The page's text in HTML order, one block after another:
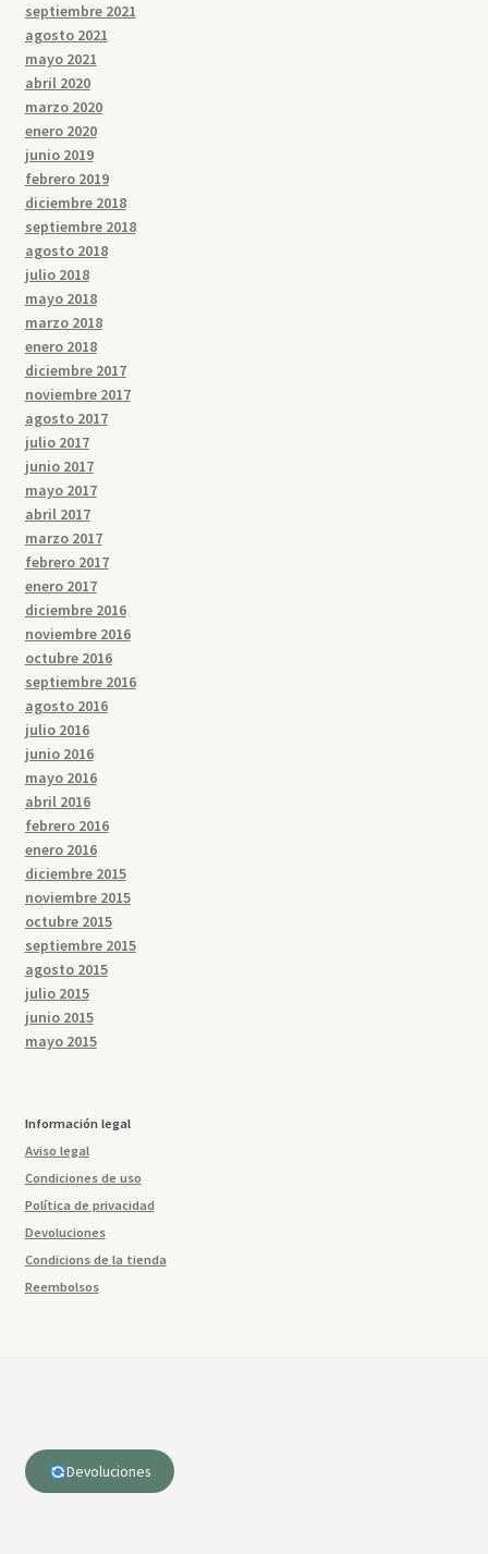
septiembre 2021
agosto 2021
mayo 2021
abril 2020
marzo 2020
enero 2020
junio 2019
febrero 2019
diciembre 2018
septiembre 2018
agosto 2018
julio 2018
mayo 2018
marzo 2018
enero 2018
diciembre 2017
noviembre 2017
agosto 2017
julio 2017
junio 2017
mayo 2017
abril 2017
marzo 2017
febrero 2017
enero 2017
diciembre 2016
noviembre 2016
octubre 2016
septiembre 2016
agosto 2016
julio 2016
junio 2016
mayo 2016
abril 2016
febrero 2016
enero 2016
diciembre 2015
noviembre 2015
octubre 2015
septiembre 2015
agosto 2015
julio 2015
junio 2015
mayo 2015
Información legal
Aviso legal
Condiciones de uso
Política de privacidad
Devoluciones
Condicions de la tienda
Reembolsos
Devoluciones